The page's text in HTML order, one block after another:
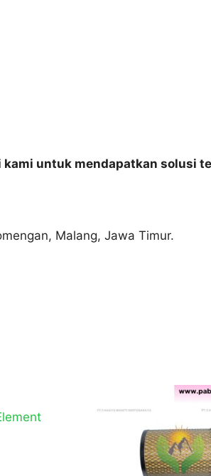
untuk mendapatkan solusi
Malang, Jawa Timur.